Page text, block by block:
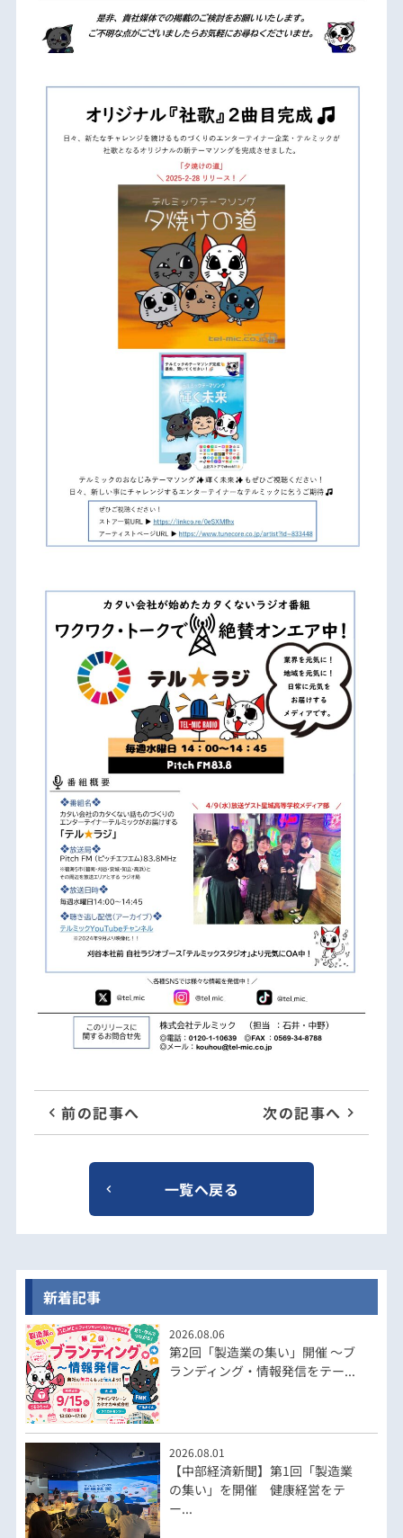
前の記事へ 次の記事へ
一覧へ戻る
新着記事
2026.08.06
第2回「製造業の集い」開催 ～ブ
ランディング・情報発信をテー...
2026.08.01
【中部経済新聞】第1回「製造業
の集い」を開催 健康経営をテ
ー...